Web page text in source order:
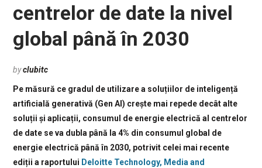
centrelor de date la nivel
global până în 2030
byclubitc
Pe măsură ce gradul de utilizare a soluțiilor de inteligență
artificială generativă (Gen AI) crește mai repede decât alte
soluții și aplicații, consumul de energie electrică al centrelor
de date se va dubla până la 4% din consumul global de
energie electrică până în 2030, potrivit celei mai recente
ediții a raportului Deloitte Technology, Media and